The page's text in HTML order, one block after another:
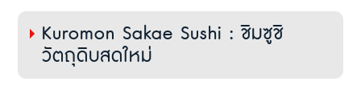
Kuromon Sakae Sushi : ชิมซูชิ
วัตถุดิบสดใหม่